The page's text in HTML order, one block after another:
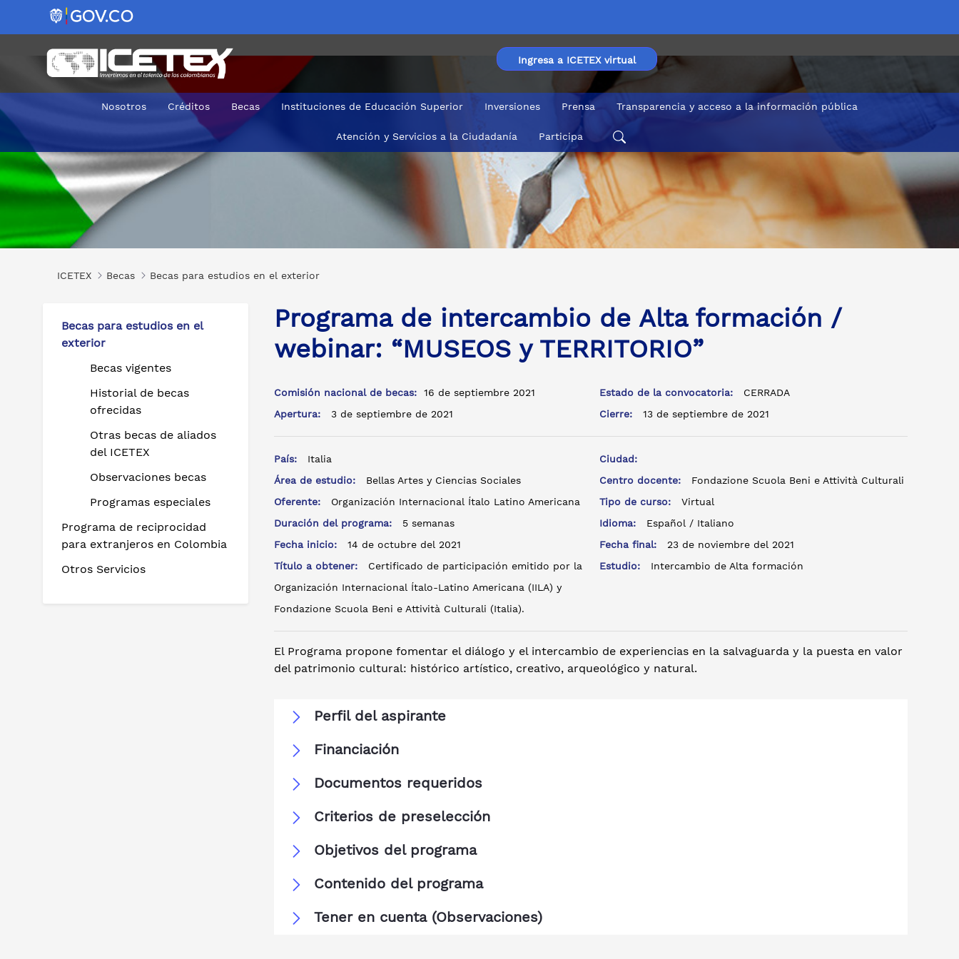
Ingresa a ICETEX virtual
Nosotros Créditos Becas Instituciones de Educación Superior Inversiones Prensa Transparencia y acceso a la información pública
Atención y Servicios a la Ciudadanía Participa
Programa de intercambio de Alta formación webinar MUSEOS y TERRITORIO
ICETEX Becas Becas para estudios en el exterior
Becas para estudios en el
exterior
Becas vigentes
Historial de becas
ofrecidas
Otras becas de aliados
del ICETEX
Observaciones becas
Programas especiales
Programa de reciprocidad
para extranjeros en Colombia
Otros Servicios
Programa de intercambio de Alta formación /
webinar: “MUSEOS y TERRITORIO”
Comisión nacional de becas: 16 de septiembre 2021
Apertura:
3 de septiembre de 2021
Estado de la convocatoria:
CERRADA
Cierre:
13 de septiembre de 2021
País:
Italia
Área de estudio:
Bellas Artes y Ciencias Sociales
Oferente:
Organización Internacional Ítalo Latino Americana
Duración del programa:
5 semanas
Fecha inicio:
14 de octubre del 2021
Título a obtener:
Certificado de participación emitido por la
Organización Internacional Ítalo-Latino Americana (IILA) y
Fondazione Scuola Beni e Attività Culturali (Italia).
Ciudad:
Centro docente:
Fondazione Scuola Beni e Attività Culturali
Tipo de curso:
Virtual
Idioma:
Español / Italiano
Fecha final:
23 de noviembre del 2021
Estudio:
Intercambio de Alta formación
El Programa propone fomentar el diálogo y el intercambio de experiencias en la salvaguarda y la puesta en valor
del patrimonio cultural: histórico artístico, creativo, arqueológico y natural.
Perfil del aspirante
Financiación
Documentos requeridos
Criterios de preselección
Objetivos del programa
Contenido del programa
Tener en cuenta (Observaciones)